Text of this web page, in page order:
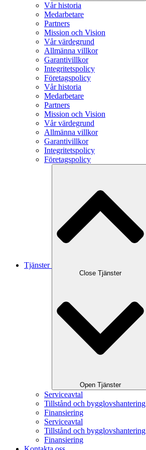
Vår historia
Medarbetare
Partners
Mission och Vision
Vår värdegrund
Allmänna villkor
Garantivillkor
Integritetspolicy
Företagspolicy
Vår historia
Medarbetare
Partners
Mission och Vision
Vår värdegrund
Allmänna villkor
Garantivillkor
Integritetspolicy
Företagspolicy
Tjänster
Close Tjänster
Open Tjänster
Serviceavtal
Tillstånd och bygglovshantering
Finansiering
Serviceavtal
Tillstånd och bygglovshantering
Finansiering